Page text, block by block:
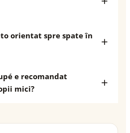
orientat spre spate în
e recomandat
mici?